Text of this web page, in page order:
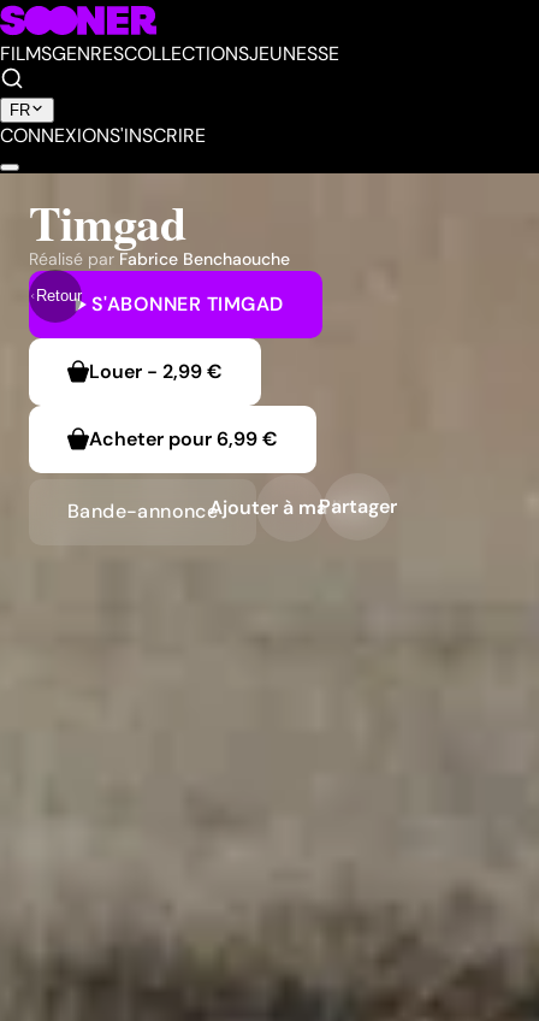
FILMSGENRESCOLLECTIONSJEUNESSE
FR
CONNEXIONS'INSCRIRE
Retour
Timgad
Réalisé par Fabrice Benchaouche
S'ABONNER TIMGAD
Louer - 2,99 €
Acheter pour6,99 €
Bande-annonceAjouter à ma liste
Partager